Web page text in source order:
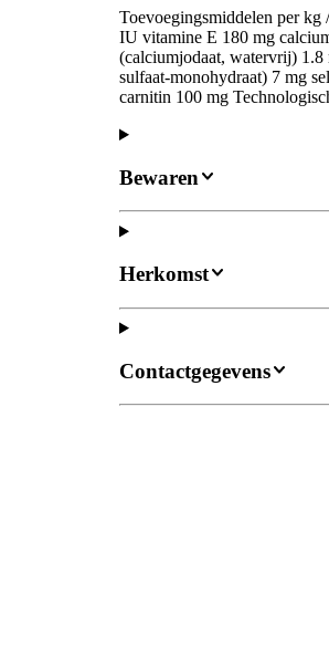
Toevoegingsmiddelen per
IU vitamine E 180 mg
(calciumjodaat, watervrij) 1.8
sulfaat-monohydraat) 7 mg
carnitin 100 mg
Bewaren
Herkomst
Contactgegevens